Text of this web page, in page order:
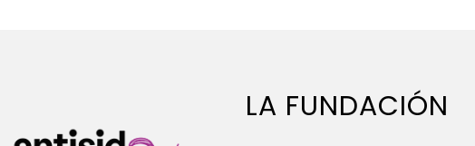
LA FUNDACIÓN